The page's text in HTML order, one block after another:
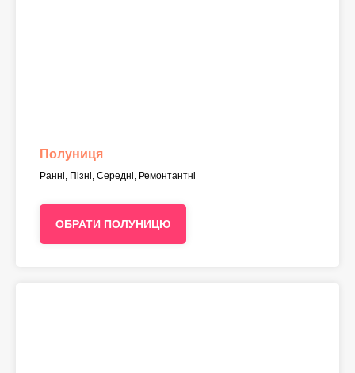
Полуниця
Ранні, Пізні, Середні, Ремонтантні
ОБРАТИ ПОЛУНИЦЮ